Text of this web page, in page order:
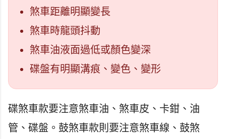
煞車距離明顯變長
煞車時龍頭抖動
煞車油液面過低或顏色變深
碟盤有明顯溝痕、變色、變形
碟煞車款要注意煞車油、煞車皮、卡鉗、油
管、碟盤。鼓煞車款則要注意煞車線、鼓煞